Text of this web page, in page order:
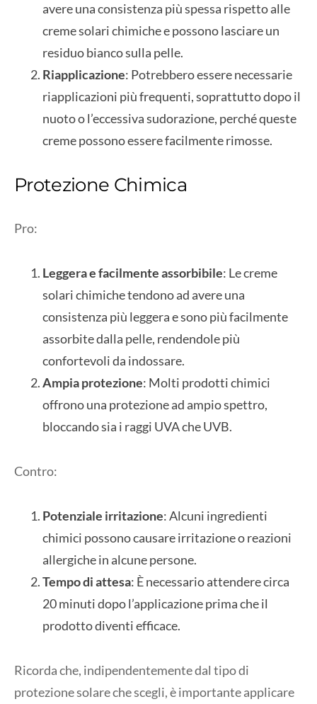
avere una consistenza più spessa rispetto alle
creme solari chimiche e possono lasciare un
residuo bianco sulla pelle.
Riapplicazione: Potrebbero essere necessarie
riapplicazioni più frequenti, soprattutto dopo il
nuoto o l’eccessiva sudorazione, perché queste
creme possono essere facilmente rimosse.
Protezione Chimica
Pro:
Leggera e facilmente assorbibile: Le creme
solari chimiche tendono ad avere una
consistenza più leggera e sono più facilmente
assorbite dalla pelle, rendendole più
confortevoli da indossare.
Ampia protezione: Molti prodotti chimici
offrono una protezione ad ampio spettro,
bloccando sia i raggi UVA che UVB.
Contro:
Potenziale irritazione: Alcuni ingredienti
chimici possono causare irritazione o reazioni
allergiche in alcune persone.
Tempo di attesa: È necessario attendere circa
20 minuti dopo l’applicazione prima che il
prodotto diventi efficace.
Ricorda che, indipendentemente dal tipo di
protezione solare che scegli, è importante applicare